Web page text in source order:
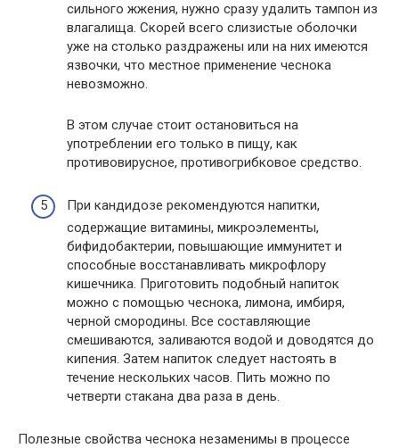
сильного жжения, нужно сразу удалить тампон из
влагалища. Скорей всего слизистые оболочки
уже на столько раздражены или на них имеются
язвочки, что местное применение чеснока
невозможно.
В этом случае стоит остановиться на
употреблении его только в пищу, как
противовирусное, противогрибковое средство.
При кандидозе рекомендуются напитки,
содержащие витамины, микроэлементы,
бифидобактерии, повышающие иммунитет и
способные восстанавливать микрофлору
кишечника. Приготовить подобный напиток
можно с помощью чеснока, лимона, имбиря,
черной смородины. Все составляющие
смешиваются, заливаются водой и доводятся до
кипения. Затем напиток следует настоять в
течение нескольких часов. Пить можно по
четверти стакана два раза в день.
Полезные свойства чеснока незаменимы в процессе